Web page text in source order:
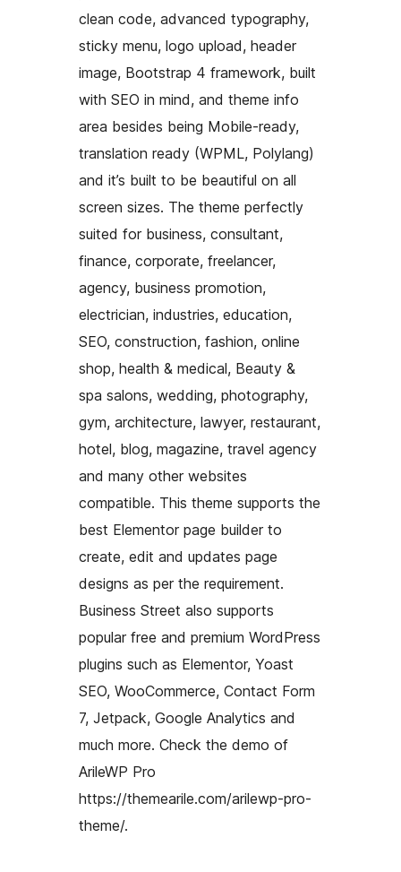
clean code, advanced typography,
sticky menu, logo upload, header
image, Bootstrap 4 framework, built
with SEO in mind, and theme info
area besides being Mobile-ready,
translation ready (WPML, Polylang)
and it’s built to be beautiful on all
screen sizes. The theme perfectly
suited for business, consultant,
finance, corporate, freelancer,
agency, business promotion,
electrician, industries, education,
SEO, construction, fashion, online
shop, health & medical, Beauty &
spa salons, wedding, photography,
gym, architecture, lawyer, restaurant,
hotel, blog, magazine, travel agency
and many other websites
compatible. This theme supports the
best Elementor page builder to
create, edit and updates page
designs as per the requirement.
Business Street also supports
popular free and premium WordPress
plugins such as Elementor, Yoast
SEO, WooCommerce, Contact Form
7, Jetpack, Google Analytics and
much more. Check the demo of
ArileWP Pro
https://themearile.com/arilewp-pro-
theme/.